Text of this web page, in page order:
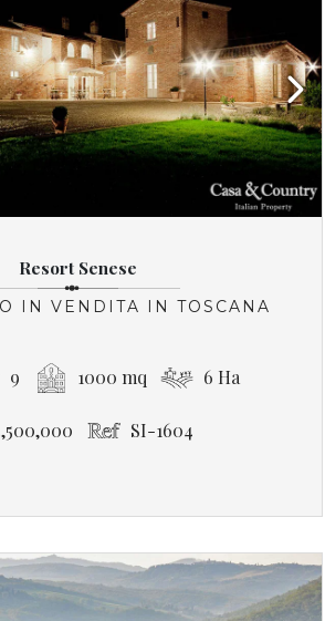
Next
Resort Senese
IN VENDITA IN TOSCANA
9 1000 mq 6 Ha
SI-1604